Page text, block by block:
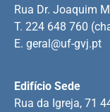
Edifício Sede
Rua da Igreja, 71
Rua Dr. Joaquim
T. 224 648 760
E. geral@uf-gvj.pt